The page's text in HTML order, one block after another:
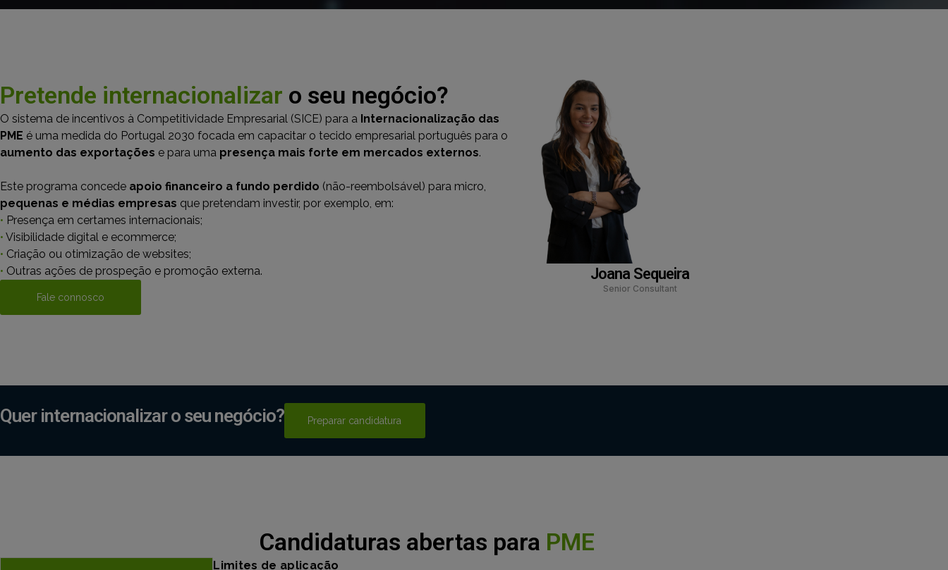
Pretende internacionalizar o seu negócio?
O sistema de incentivos à Competitividade Empresarial (SICE) para a Internacionalização das
PME é uma medida do Portugal 2030 focada em capacitar o tecido empresarial português para o
aumento das exportações e para uma presença mais forte em mercados externos.
Este programa concede apoio financeiro a fundo perdido (não-reembolsável) para micro,
pequenas e médias empresas que pretendam investir, por exemplo, em:
• Presença em certames internacionais;
• Visibilidade digital e ecommerce;
• Criação ou otimização de websites;
• Outras ações de prospeção e promoção externa.
Fale connosco
Joana Sequeira
Senior Consultant
Quer internacionalizar o seu negócio? Preparar candidatura
Candidaturas abertas para PME
Limites de aplicação